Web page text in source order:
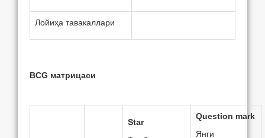
Лойиҳа тавакаллари
BCG матрицаси
Star
Question mark
Янги